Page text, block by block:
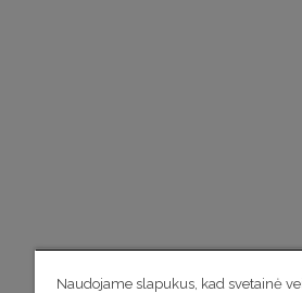
Naudojame slapukus, kad svetainė